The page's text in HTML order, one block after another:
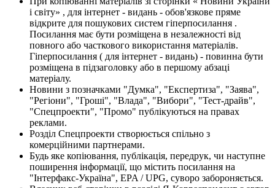
і світу» , для інтернет - видань - обов'язкове пряме
відкрите для пошукових систем гіперпосилання .
Посилання має бути розміщена в незалежності від
повного або часткового використання матеріалів.
Гіперпосилання ( для інтернет - видань) - повинна бути
розміщена в підзаголовку або в першому абзаці
матеріалу.
Новини з позначками "Думка", "Експертиза", "Заява",
"Регіони", "Гроші", "Влада", "Вибори", "Тест-драйв",
"Спецпроекти", "Промо" публікуються на правах
реклами.
Розділ Спецпроекти створюється спільно з
комерційними партнерами.
Будь яке копіювання, публікація, передрук, чи наступне
поширення інформації, що містить посилання на
"Інтерфакс-Україна", EPA / UPG, суворо забороняється.